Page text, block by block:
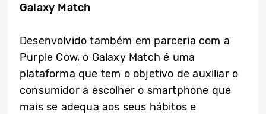
Galaxy Match
Desenvolvido também em parceria com a
Purple Cow, o Galaxy Match é uma
plataforma que tem o objetivo de auxiliar o
consumidor a escolher o smartphone que
mais se adequa aos seus hábitos e